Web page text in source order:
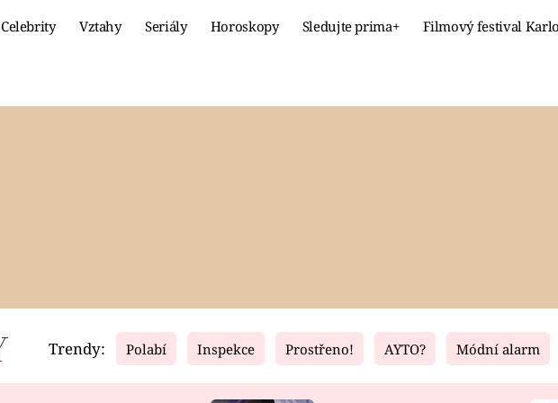
Celebrity Vztahy Seriály Horoskopy Sledujte prima+ Filmový festival
Video Fresh Living
Trendy: Polabí Inspekce Prostřeno! AYTO? Módní alarm